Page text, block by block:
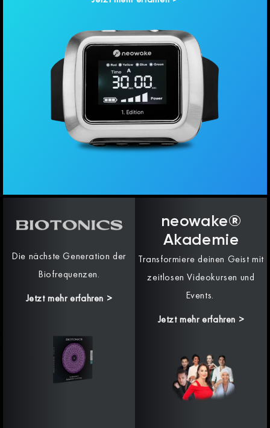
Die nächste Generation der
Biofrequenzen.
Jetzt mehr erfahren >
neowake®
Akademie
Transformiere deinen Geist mit
zeitlosen Videokursen und
Events.
Jetzt mehr erfahren >